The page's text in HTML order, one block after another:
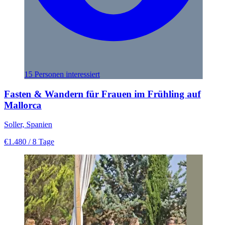
15 Personen interessiert
Fasten & Wandern für Frauen im Frühling auf
Mallorca
Soller, Spanien
€1.480 / 8 Tage